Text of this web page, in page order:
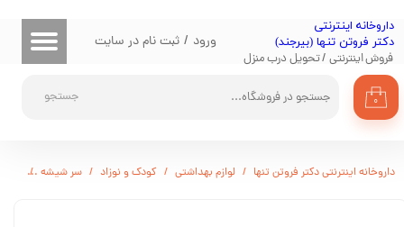
​داروخانه اینترنتی
دکتر فروتن تنها (بیرجند)
فروش اینترنتی / تحویل درب منزل
جستجو ۰
ورود / ثبت نام در سایت
حساب کاربری من
تغییر گذر واژه
سفارشات
خروج از حساب کاربری
داروخانه اینترنتی دکتر فروتن تنها لوازم بهداشتی کودک و نوزاد سر شیشه